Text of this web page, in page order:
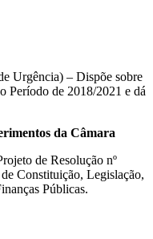
Urgência) – Dispõe sobre
Período de 2018/2021 e dá
da Câmara
de Resolução nº
Constituição, Legislação,
Públicas.